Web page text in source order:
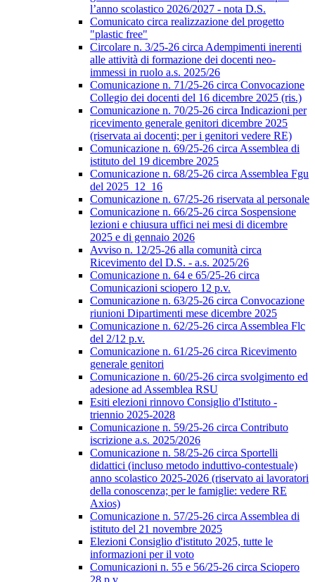
l’anno scolastico 2026/2027 - nota D.S.
Comunicato circa realizzazione del progetto
"plastic free"
Circolare n. 3/25-26 circa Adempimenti inerenti
alle attività di formazione dei docenti neo-
immessi in ruolo a.s. 2025/26
Comunicazione n. 71/25-26 circa Convocazione
Collegio dei docenti del 16 dicembre 2025 (ris.)
Comunicazione n. 70/25-26 circa Indicazioni per
ricevimento generale genitori dicembre 2025
(riservata ai docenti; per i genitori vedere RE)
Comunicazione n. 69/25-26 circa Assemblea di
istituto del 19 dicembre 2025
Comunicazione n. 68/25-26 circa Assemblea Fgu
del 2025_12_16
Comunicazione n. 67/25-26 riservata al personale
Comunicazione n. 66/25-26 circa Sospensione
lezioni e chiusura uffici nei mesi di dicembre
2025 e di gennaio 2026
Avviso n. 12/25-26 alla comunità circa
Ricevimento del D.S. - a.s. 2025/26
Comunicazione n. 64 e 65/25-26 circa
Comunicazioni sciopero 12 p.v.
Comunicazione n. 63/25-26 circa Convocazione
riunioni Dipartimenti mese dicembre 2025
Comunicazione n. 62/25-26 circa Assemblea Flc
del 2/12 p.v.
Comunicazione n. 61/25-26 circa Ricevimento
generale genitori
Comunicazione n. 60/25-26 circa svolgimento ed
adesione ad Assemblea RSU
Esiti elezioni rinnovo Consiglio d'Istituto -
triennio 2025-2028
Comunicazione n. 59/25-26 circa Contributo
iscrizione a.s. 2025/2026
Comunicazione n. 58/25-26 circa Sportelli
didattici (incluso metodo induttivo-contestuale)
anno scolastico 2025-2026 (riservato ai lavoratori
della conoscenza; per le famiglie: vedere RE
Axios)
Comunicazione n. 57/25-26 circa Assemblea di
istituto del 21 novembre 2025
Elezioni Consiglio d'istituto 2025, tutte le
informazioni per il voto
Comunicazioni n. 55 e 56/25-26 circa Sciopero